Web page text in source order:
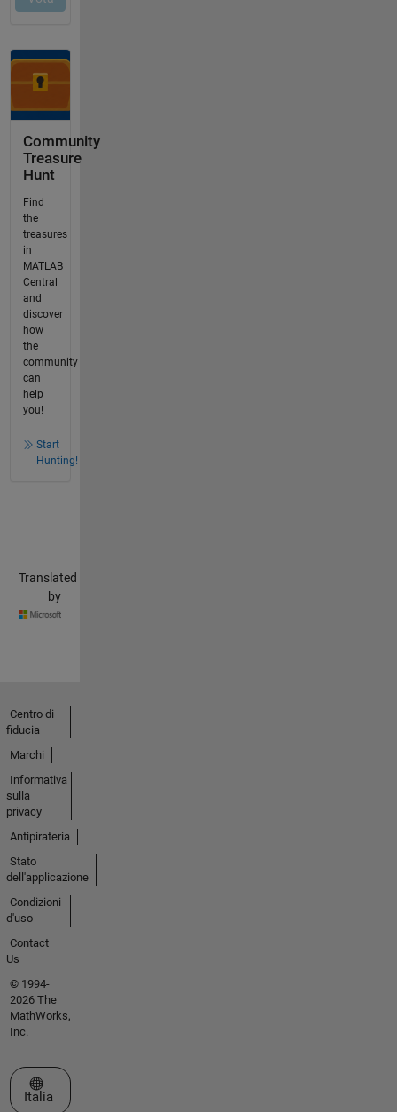
Community
Treasure
Hunt
Find
the
treasures
in
MATLAB
Central
and
discover
how
the
community
can
help
you!
Start
Hunting!
Translated
by
Centro di
fiducia
Marchi
Informativa
sulla
privacy
Antipirateria
Stato
dell'applicazione
Condizioni
d'uso
Contact
Us
© 1994-
2026 The
MathWorks,
Inc.
Seleziona un sito web
Italia